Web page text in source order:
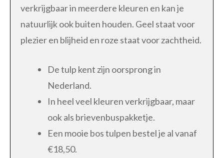
verkrijgbaar in meerdere kleuren en kan je
natuurlijk ook buiten houden. Geel staat voor
plezier en blijheid en roze staat voor zachtheid.
De tulp kent zijn oorsprong in
Nederland.
In heel veel kleuren verkrijgbaar, maar
ook als brievenbuspakketje.
Een mooie bos tulpen bestel je al vanaf
€18,50.